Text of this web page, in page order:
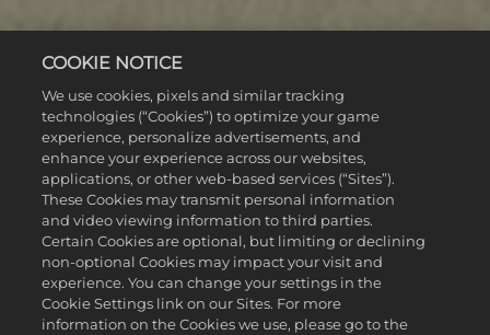
EN SAVOIR PLUS
COOKIE NOTICE
We use cookies, pixels and similar tracking
technologies (“Cookies”) to optimize your game
experience, personalize advertisements, and
enhance your experience across our websites,
applications, or other web-based services (“Sites”).
These Cookies may transmit personal information
and video viewing information to third parties.
Certain Cookies are optional, but limiting or declining
non-optional Cookies may impact your visit and
experience. You can change your settings in the
Cookie Settings link on our Sites. For more
information on the Cookies we use, please go to the